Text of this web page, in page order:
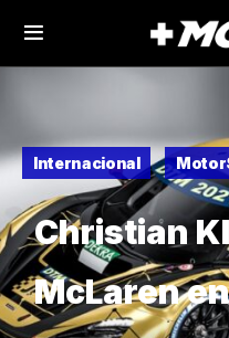
Internacional
Christian
McLaren